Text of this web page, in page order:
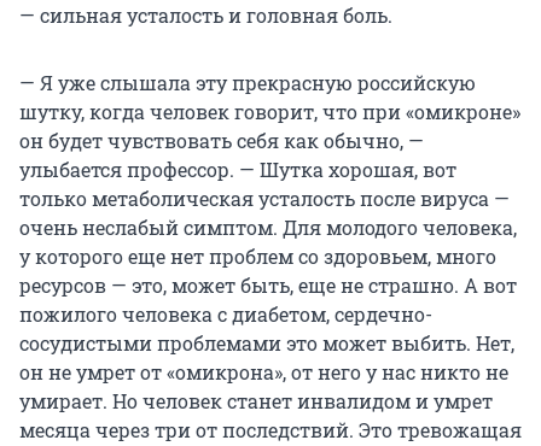
— сильная усталость и головная боль.
— Я уже слышала эту прекрасную российскую
шутку, когда человек говорит, что при «омикроне»
он будет чувствовать себя как обычно, —
улыбается профессор. — Шутка хорошая, вот
только метаболическая усталость после вируса —
очень неслабый симптом. Для молодого человека,
у которого еще нет проблем со здоровьем, много
ресурсов — это, может быть, еще не страшно. А вот
пожилого человека с диабетом, сердечно-
сосудистыми проблемами это может выбить. Нет,
он не умрет от «омикрона», от него у нас никто не
умирает. Но человек станет инвалидом и умрет
месяца через три от последствий. Это тревожащая